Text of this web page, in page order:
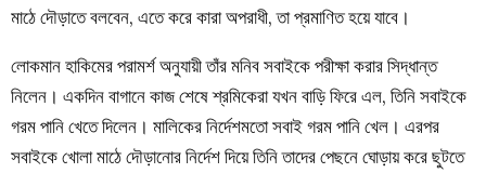
মাঠে দৌড়াতে বলবেন, এতে করে কারা অপরাধী, তা প্রমাণিত হয়ে যাবে।
লোকমান হাকিমের পরামর্শ অনুযায়ী তাঁর মনিব সবাইকে পরীক্ষা করার সিদ্ধান্ত
নিলেন। একদিন বাগানে কাজ শেষে শ্রমিকেরা যখন বাড়ি ফিরে এল, তিনি সবাইকে
গরম পানি খেতে দিলেন। মালিকের নির্দেশমতো সবাই গরম পানি খেল। এরপর
সবাইকে খোলা মাঠে দৌড়ানোর নির্দেশ দিয়ে তিনি তাদের পেছনে ঘোড়ায় করে ছুটতে